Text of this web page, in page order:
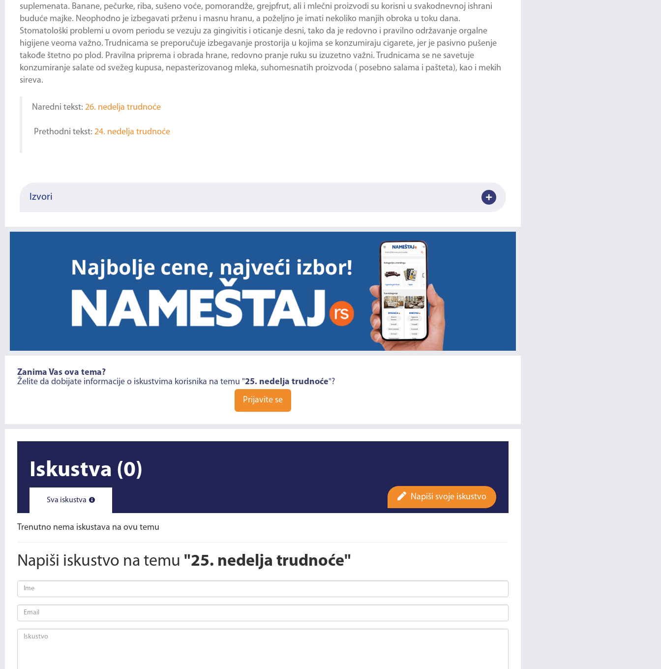
suplemenata. Banane, pečurke, riba, sušeno voće, pomorandže, grejpfrut, ali i mlečni proizvodi su korisni u svakodnevnoj ishrani
buduće majke. Neophodno je izbegavati prženu i masnu hranu, a poželjno je imati nekoliko manjih obroka u toku dana.
Stomatološki problemi u ovom periodu se vezuju za gingivitis i oticanje desni, tako da je redovno i pravilno održavanje orgalne
higijene veoma važno. Trudnicama se preporučuje izbegavanje prostorija u kojima se konzumiraju cigarete, jer je pasivno pušenje
takođe štetno po plod. Pravilna priprema i obrada hrane, redovno pranje ruku su izuzetno važni. Trudnicama se ne savetuje
konzumiranje salate od svežeg kupusa, nepasterizovanog mleka, suhomesnatih proizvoda ( posebno salama i pašteta), kao i mekih
sireva.
Naredni tekst: 26. nedelja trudnoće
Prethodni tekst: 24. nedelja trudnoće
Izvori
Zanima Vas ova tema?
Želite da dobijate informacije o iskustvima korisnika na temu "25. nedelja trudnoće"?
Prijavite se
Iskustva (0)
Sva iskustva Napiši svoje iskustvo
Trenutno nema iskustava na ovu temu
Napiši iskustvo na temu "25. nedelja trudnoće"